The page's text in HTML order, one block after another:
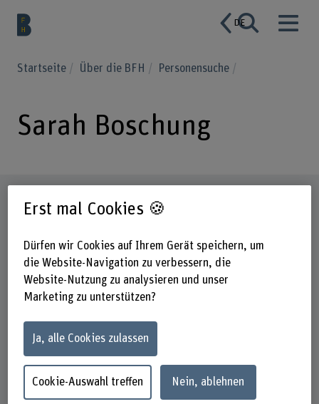
DE
Startseite Über die BFH Personensuche
Sarah Boschung
Steckbrief
Sarah Boschung
Fachspezialistin Hochschulbibliothek
Erst mal Cookies 🍪
Dürfen wir Cookies auf Ihrem Gerät speichern, um
die Website-Navigation zu verbessern, die
Website-Nutzung zu analysieren und unser
Marketing zu unterstützen?
Ja, alle Cookies zulassen
Cookie-Auswahl treffen Nein, ablehnen